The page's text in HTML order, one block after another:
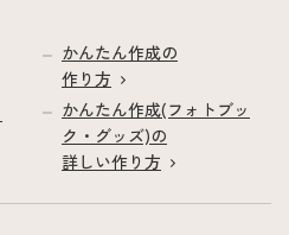
かんたん作成の
作り方
かんたん作成(フォトブッ
ク・グッズ)の
詳しい作り方